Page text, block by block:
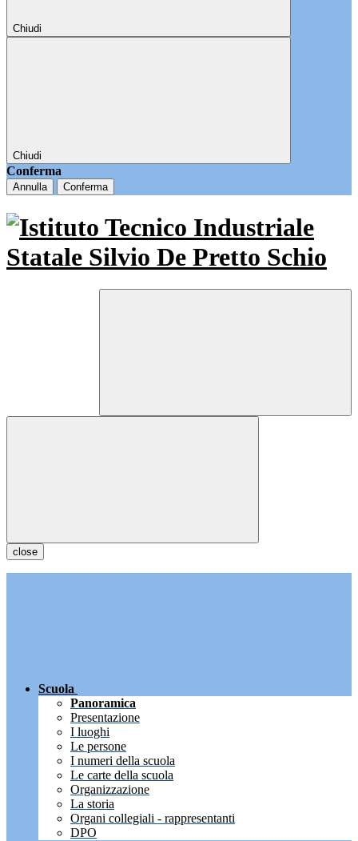
Chiudi
Chiudi
Conferma
Annulla Conferma
close
Scuola
Panoramica
Presentazione
I luoghi
Le persone
I numeri della scuola
Le carte della scuola
Organizzazione
La storia
Organi collegiali - rappresentanti
DPO